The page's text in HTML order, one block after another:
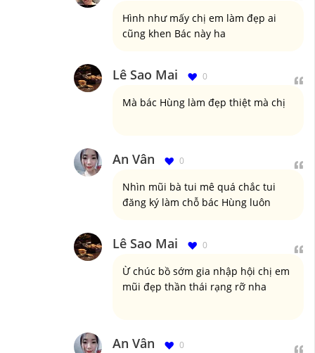
Hình như mấy chị em làm đẹp ai
cũng khen Bác này ha
Lê Sao Mai 0
Mà bác Hùng làm đẹp thiệt mà chị
An Vân 0
Nhìn mũi bà tui mê quá chắc tui
đăng ký làm chỗ bác Hùng luôn
Lê Sao Mai 0
Ừ chúc bồ sớm gia nhập hội chị em
mũi đẹp thần thái rạng rỡ nha
An Vân 0